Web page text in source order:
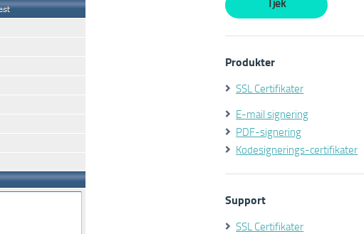
Produkter
SSL Certifikater
E-mail signering
PDF-signering
Kodesignerings-certifikater
Support
SSL Certifikater